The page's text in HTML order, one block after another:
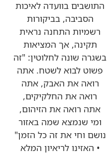
התושבים בוועדה לאיכות
הסביבה, בביקורות
רשמיות התחנה נראית
תקינה, אך המציאות
בשגרה שונה לחלוטין: "זה
פשוט לבוא לשטח. אתה
רואה את האבק, אתה
רואה את החלקיקים,
אתה רואה את הזיהום,
ומי שנמצא שמה באזור
נושם וחי את זה כל הזמן"
• האזינו לריאיון המלא